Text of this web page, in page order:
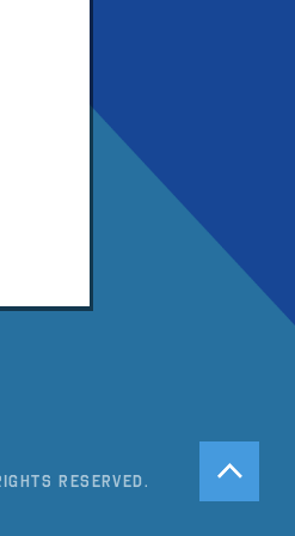
Reserved.